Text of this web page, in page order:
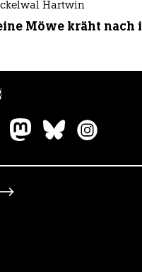
Hartwin
Möwe kräht nach